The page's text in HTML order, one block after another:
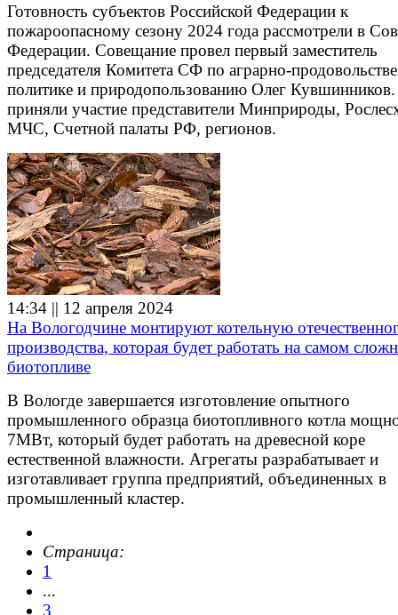
Готовность субъектов Российской Федерации к
пожароопасному сезону 2024 года рассмотрели в
Федерации. Совещание провел первый заместитель
председателя Комитета СФ по аграрно-
политике и природопользованию Олег
приняли участие представители Минприроды,
МЧС, Счетной палаты РФ, регионов.
14:34 || 12 апреля 2024
На Вологодчине монтируют котельную
производства, которая будет работать на самом
биотопливе
В Вологде завершается изготовление опытного
промышленного образца биотопливного котла
7МВт, который будет работать на древесной коре
естественной влажности. Агрегаты разрабатывает и
изготавливает группа предприятий, объединенных в
промышленный кластер.
Страница:
1
...
3